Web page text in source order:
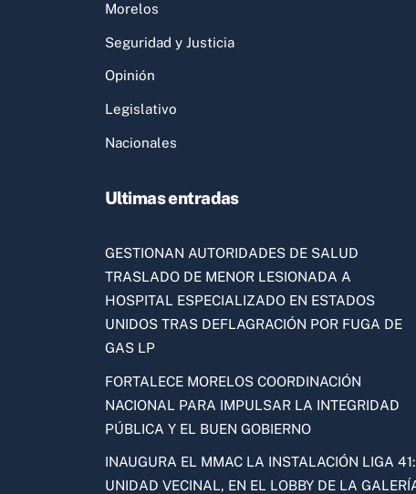
Morelos
Seguridad y Justicia
Opinión
Legislativo
Nacionales
Ultimas entradas
GESTIONAN AUTORIDADES DE SALUD
TRASLADO DE MENOR LESIONADA A
HOSPITAL ESPECIALIZADO EN ESTADOS
UNIDOS TRAS DEFLAGRACIÓN POR FUGA DE
GAS LP
FORTALECE MORELOS COORDINACIÓN
NACIONAL PARA IMPULSAR LA INTEGRIDAD
PÚBLICA Y EL BUEN GOBIERNO
INAUGURA EL MMAC LA INSTALACIÓN LIGA 41:
UNIDAD VECINAL, EN EL LOBBY DE LA